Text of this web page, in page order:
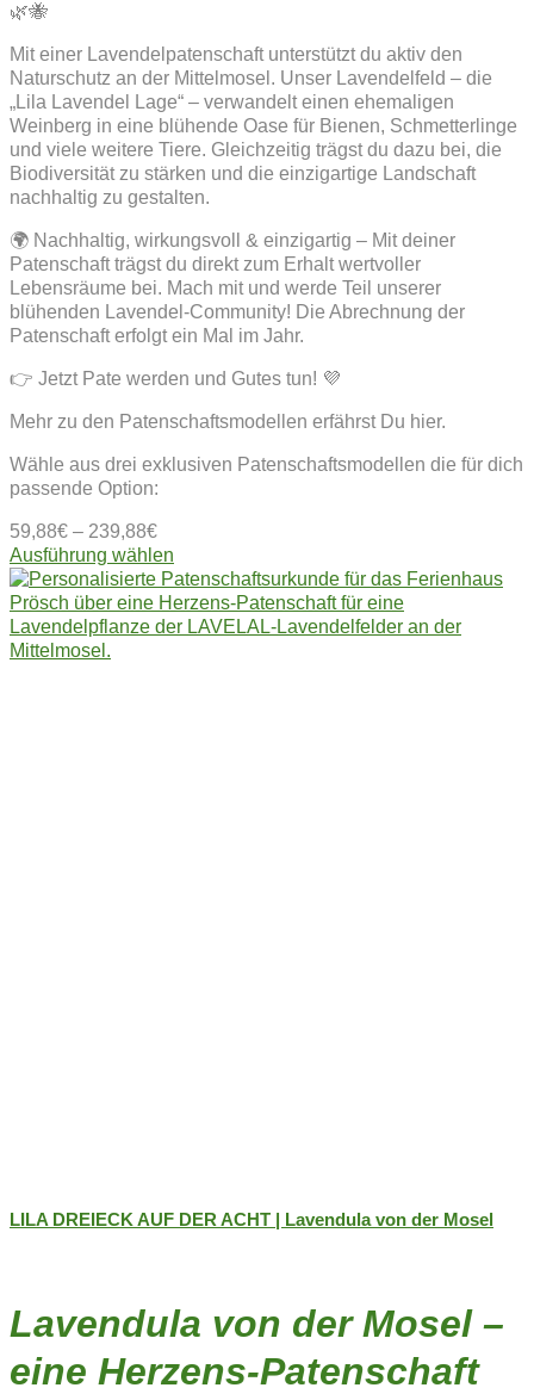
🌿🐝
Mit einer Lavendelpatenschaft unterstützt du aktiv den
Naturschutz an der Mittelmosel. Unser Lavendelfeld – die
„Lila Lavendel Lage“ – verwandelt einen ehemaligen
Weinberg in eine blühende Oase für Bienen, Schmetterlinge
und viele weitere Tiere. Gleichzeitig trägst du dazu bei, die
Biodiversität zu stärken und die einzigartige Landschaft
nachhaltig zu gestalten.
🌍 Nachhaltig, wirkungsvoll & einzigartig – Mit deiner
Patenschaft trägst du direkt zum Erhalt wertvoller
Lebensräume bei. Mach mit und werde Teil unserer
blühenden Lavendel-Community! Die Abrechnung der
Patenschaft erfolgt ein Mal im Jahr.
👉 Jetzt Pate werden und Gutes tun! 💜
Mehr zu den Patenschaftsmodellen erfährst Du hier.
Wähle aus drei exklusiven Patenschaftsmodellen die für dich
passende Option:
59,88€ – 239,88€
Ausführung wählen
Produkt
weist
mehrere
LILA DREIECK AUF DER ACHT | Lavendula von der Mosel
Lavendula von der Mosel –
eine Herzens-Patenschaft